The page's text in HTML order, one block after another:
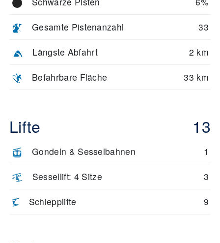
Gesamte Pistenanzahl 33
Längste Abfahrt 2 km
Befahrbare Fläche 33 km
Lifte 13
Gondeln & Sesselbahnen 1
Sessellift: 4 Sitze 3
Schlepplifte 9